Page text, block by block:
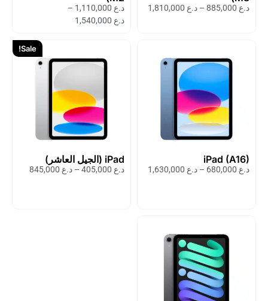
د.ع – د.ع د.ع
–
د.ع
iPad (A16)
د.ع – د.ع
iPad (الجيل العاشر)
د.ع – د.ع
Sale!